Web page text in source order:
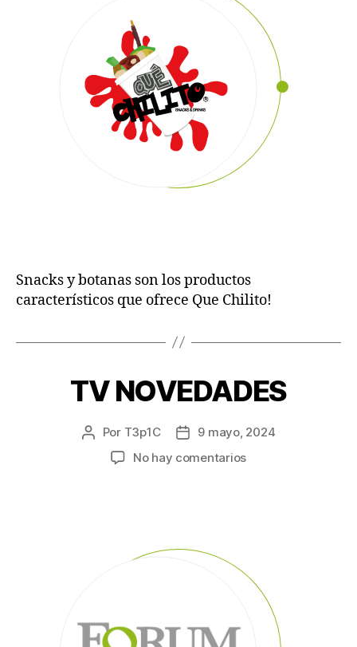
Snacks y botanas son los productos
característicos que ofrece Que Chilito!
TV NOVEDADES
Por T3p1C
9 mayo, 2024
No hay comentarios